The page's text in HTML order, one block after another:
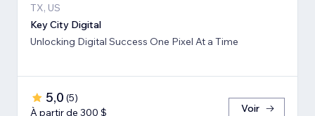
TX, US
Key City Digital
Unlocking Digital Success One Pixel At a Time
5,0 (5)
À partir de 300 $
Voir